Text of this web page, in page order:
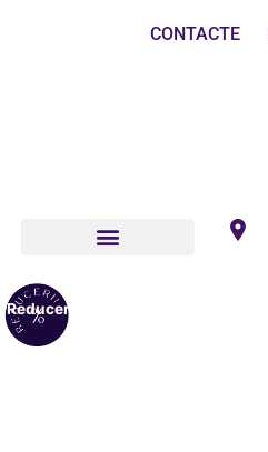
CONTACTE
Reduceri!